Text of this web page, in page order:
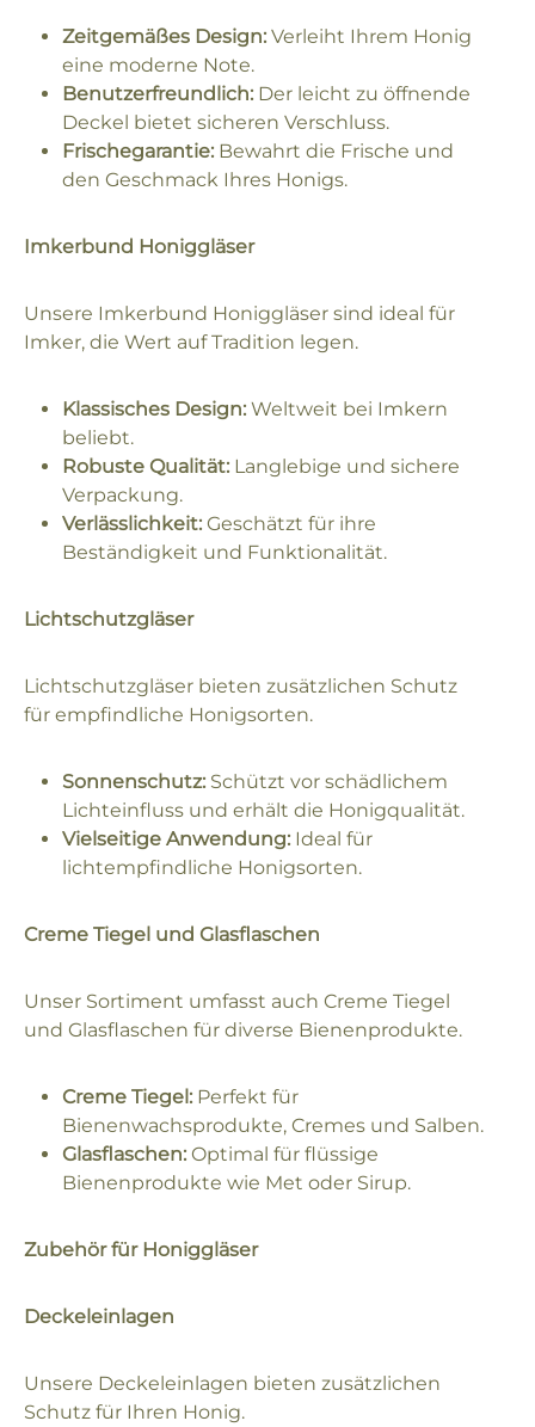
Zeitgemäßes Design: Verleiht Ihrem Honig
eine moderne Note.
Benutzerfreundlich: Der leicht zu öffnende
Deckel bietet sicheren Verschluss.
Frischegarantie: Bewahrt die Frische und
den Geschmack Ihres Honigs.
Imkerbund Honiggläser
Unsere Imkerbund Honiggläser sind ideal für
Imker, die Wert auf Tradition legen.
Klassisches Design: Weltweit bei Imkern
beliebt.
Robuste Qualität: Langlebige und sichere
Verpackung.
Verlässlichkeit: Geschätzt für ihre
Beständigkeit und Funktionalität.
Lichtschutzgläser
Lichtschutzgläser bieten zusätzlichen Schutz
für empfindliche Honigsorten.
Sonnenschutz: Schützt vor schädlichem
Lichteinfluss und erhält die Honigqualität.
Vielseitige Anwendung: Ideal für
lichtempfindliche Honigsorten.
Creme Tiegel und Glasflaschen
Unser Sortiment umfasst auch Creme Tiegel
und Glasflaschen für diverse Bienenprodukte.
Creme Tiegel: Perfekt für
Bienenwachsprodukte, Cremes und Salben.
Glasflaschen: Optimal für flüssige
Bienenprodukte wie Met oder Sirup.
Zubehör für Honiggläser
Deckeleinlagen
Unsere Deckeleinlagen bieten zusätzlichen
Schutz für Ihren Honig.